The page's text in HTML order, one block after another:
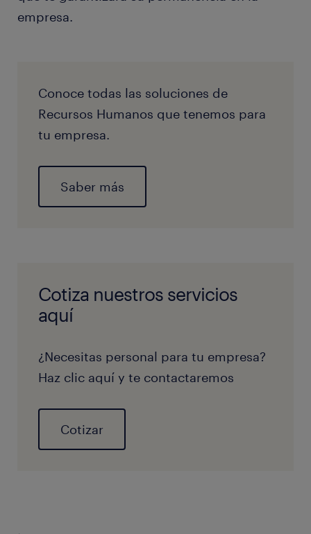
empresa.
Conoce todas las soluciones de
Recursos Humanos que tenemos para
tu empresa.
Saber más
Cotiza nuestros servicios
aquí
¿Necesitas personal para tu empresa?
Haz clic aquí y te contactaremos
Cotizar